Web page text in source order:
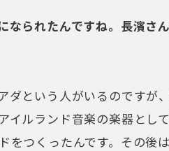
られたんですね。長濱さ
ダという人がいるのですが
イルランド音楽の楽器とし
をつくったんです。その後